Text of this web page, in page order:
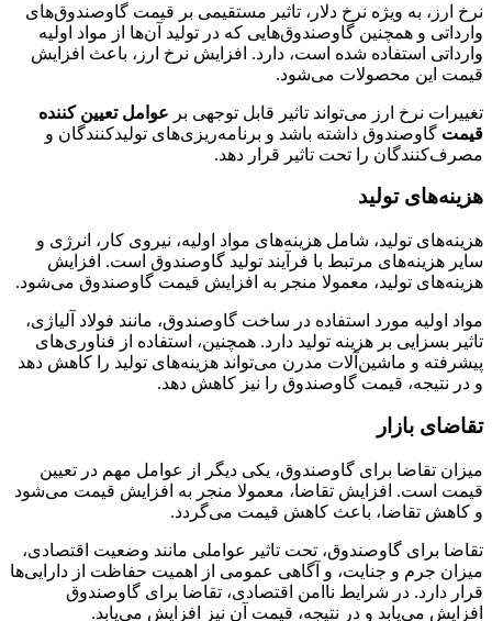
نرخ ارز، به ویژه نرخ دلار، تاثیر مستقیمی بر قیمت گاوصندوق‌های
وارداتی و همچنین گاوصندوق‌هایی که در تولید آن‌ها از مواد اولیه
وارداتی استفاده شده است، دارد. افزایش نرخ ارز، باعث افزایش
قیمت این محصولات می‌شود.
تغییرات نرخ ارز می‌تواند تاثیر قابل توجهی بر عوامل تعیین کننده
قیمت گاوصندوق داشته باشد و برنامه‌ریزی‌های تولیدکنندگان و
مصرف‌کنندگان را تحت تاثیر قرار دهد.
هزینه‌های تولید
هزینه‌های تولید، شامل هزینه‌های مواد اولیه، نیروی کار، انرژی و
سایر هزینه‌های مرتبط با فرآیند تولید گاوصندوق است. افزایش
هزینه‌های تولید، معمولا منجر به افزایش قیمت گاوصندوق می‌شود.
مواد اولیه مورد استفاده در ساخت گاوصندوق، مانند فولاد آلیاژی،
تاثیر بسزایی بر هزینه تولید دارد. همچنین، استفاده از فناوری‌های
پیشرفته و ماشین‌آلات مدرن می‌تواند هزینه‌های تولید را کاهش دهد
و در نتیجه، قیمت گاوصندوق را نیز کاهش دهد.
تقاضای بازار
میزان تقاضا برای گاوصندوق، یکی دیگر از عوامل مهم در تعیین
قیمت است. افزایش تقاضا، معمولا منجر به افزایش قیمت می‌شود
و کاهش تقاضا، باعث کاهش قیمت می‌گردد.
تقاضا برای گاوصندوق، تحت تاثیر عواملی مانند وضعیت اقتصادی،
میزان جرم و جنایت، و آگاهی عمومی از اهمیت حفاظت از دارایی‌ها
قرار دارد. در شرایط ناامن اقتصادی، تقاضا برای گاوصندوق
افزایش می‌یابد و در نتیجه، قیمت آن نیز افزایش می‌یابد.